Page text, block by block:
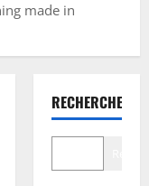
made in
RECHERCHER